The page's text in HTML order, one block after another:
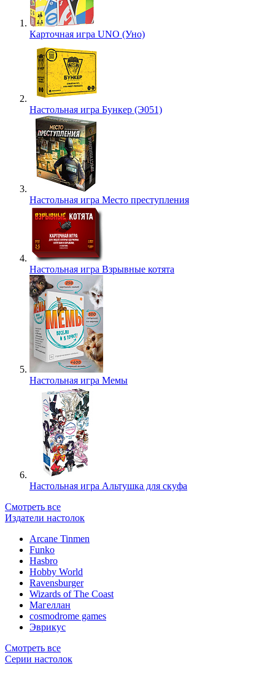
Карточная игра UNO (Уно)
Настольная игра Бункер (Э051)
Настольная игра Место преступления
Настольная игра Взрывные котята
Настольная игра Мемы
Настольная игра Альтушка для скуфа
Смотреть все
Издатели настолок
Arcane Tinmen
Funko
Hasbro
Hobby World
Ravensburger
Wizards of The Coast
Магеллан
сosmodrome games
Эврикус
Смотреть все
Серии настолок